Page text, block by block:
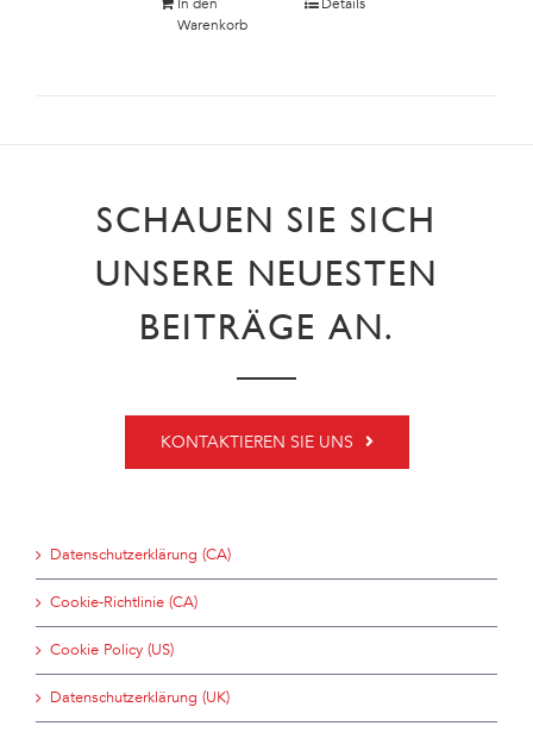
Warenkorb
SCHAUEN SIE SICH
UNSERE NEUESTEN
BEITRÄGE AN.
KONTAKTIEREN SIE UNS
Datenschutzerklärung (CA)
Cookie-Richtlinie (CA)
Cookie Policy (US)
Datenschutzerklärung (UK)